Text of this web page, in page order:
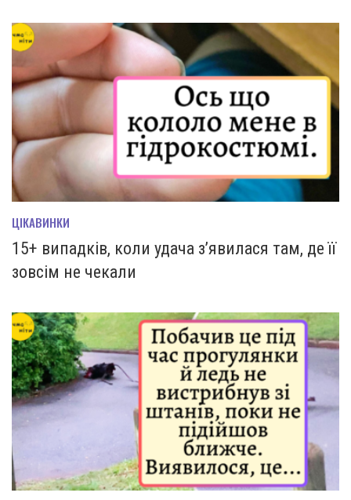
ЦІКАВИНКИ
15+ випадків, коли удача з’явилася там, де її
зовсім не чекали